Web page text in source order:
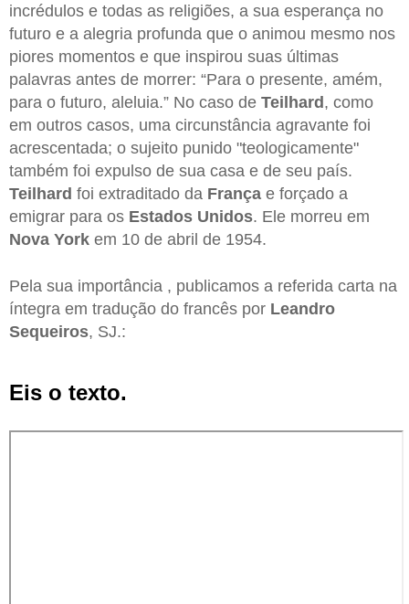
incrédulos e todas as religiões, a sua esperança no
futuro e a alegria profunda que o animou mesmo nos
piores momentos e que inspirou suas últimas
palavras antes de morrer: “Para o presente, amém,
para o futuro, aleluia.” No caso de Teilhard, como
em outros casos, uma circunstância agravante foi
acrescentada; o sujeito punido "teologicamente"
também foi expulso de sua casa e de seu país.
Teilhard foi extraditado da França e forçado a
emigrar para os Estados Unidos. Ele morreu em
Nova York em 10 de abril de 1954.
Pela sua importância , publicamos a referida carta na
íntegra em tradução do francês por Leandro
Sequeiros, SJ.:
Eis o texto.